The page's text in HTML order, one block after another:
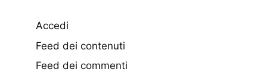
Accedi
Feed dei contenuti
Feed dei commenti